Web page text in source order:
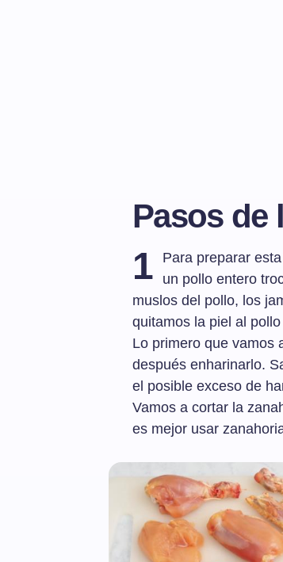
Pasos de
1
Para preparar
un pollo entero
muslos del pollo, los
quitamos la piel al
Lo primero que vamos
después enharinarlo.
el posible exceso de
Vamos a cortar la
es mejor usar